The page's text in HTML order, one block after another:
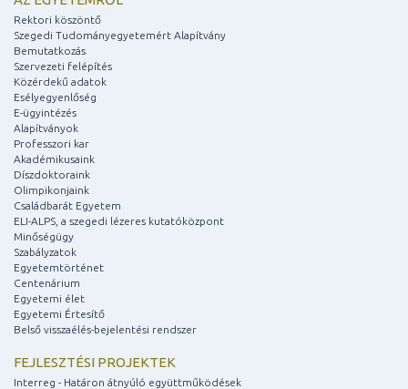
Rektori köszöntő
Szegedi Tudományegyetemért Alapítvány
Bemutatkozás
Szervezeti felépítés
Közérdekű adatok
Esélyegyenlőség
E-ügyintézés
Alapítványok
Professzori kar
Akadémikusaink
Díszdoktoraink
Olimpikonjaink
Családbarát Egyetem
ELI-ALPS, a szegedi lézeres kutatóközpont
Minőségügy
Szabályzatok
Egyetemtörténet
Centenárium
Egyetemi élet
Egyetemi Értesítő
Belső visszaélés-bejelentési rendszer
FEJLESZTÉSI PROJEKTEK
Interreg - Határon átnyúló együttműködések